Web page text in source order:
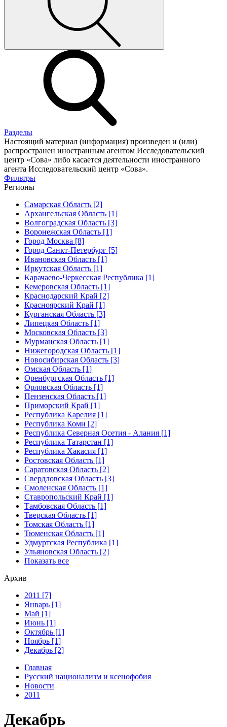
Разделы
Настоящий материал (информация) произведен и (или)
распространен иностранным агентом Исследовательский
центр «Сова» либо касается деятельности иностранного
агента Исследовательский центр «Сова».
Фильтры
Регионы
Самарская Область [2]
Архангельская Область [1]
Волгоградская Область [3]
Воронежская Область [1]
Город Москва [8]
Город Санкт-Петербург [5]
Ивановская Область [1]
Иркутская Область [1]
Карачаево-Черкесская Республика [1]
Кемеровская Область [1]
Краснодарский Край [2]
Красноярский Край [1]
Курганская Область [3]
Липецкая Область [1]
Московская Область [3]
Мурманская Область [1]
Нижегородская Область [1]
Новосибирская Область [3]
Омская Область [1]
Оренбургская Область [1]
Орловская Область [1]
Пензенская Область [1]
Приморский Край [1]
Республика Карелия [1]
Республика Коми [2]
Республика Северная Осетия - Алания [1]
Республика Татарстан [1]
Республика Хакасия [1]
Ростовская Область [1]
Саратовская Область [2]
Свердловская Область [3]
Смоленская Область [1]
Ставропольский Край [1]
Тамбовская Область [1]
Тверская Область [1]
Томская Область [1]
Тюменская Область [1]
Удмуртская Республика [1]
Ульяновская Область [2]
Показать все
Архив
2011 [7]
Январь [1]
Май [1]
Июнь [1]
Октябрь [1]
Ноябрь [1]
Декабрь [2]
Главная
Русский национализм и ксенофобия
Новости
2011
Декабрь